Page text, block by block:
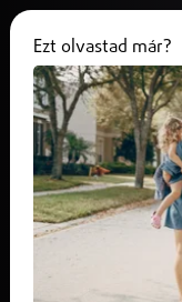
Az M3-as
174-es km
lezárták,
Ezt olvastad már?